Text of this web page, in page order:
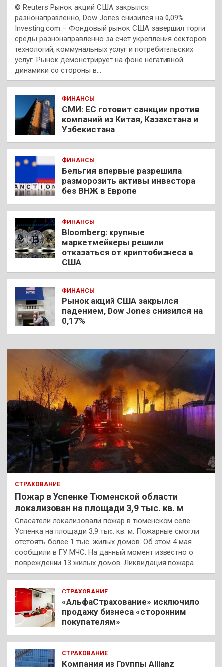
© Reuters Рынок акций США закрылся
разнонаправленно, Dow Jones снизился на 0,09%
Investing.com – Фондовый рынок США завершил торги
среды разнонаправленно за счет укрепления секторов
технологий, коммунальных услуг и потребительских
услуг. Рынок демонстрирует на фоне негативной
динамики со стороны в…
ФИНАНСЫ
СМИ: ЕС готовит санкции против
компаний из Китая, Казахстана и
Узбекистана
ФИНАНСЫ
Бельгия впервые разрешила
разморозить активы инвестора
без ВНЖ в Европе
ФИНАНСЫ
Bloomberg: крупные
маркетмейкеры решили
отказаться от криптобизнеса в
США
ФИНАНСЫ
Рынок акций США закрылся
падением, Dow Jones снизился на
0,17%
СТРАХОВАНИЕ
Пожар в Успенке Тюменской области
локализован на площади 3,9 тыс. кв. м
Спасатели локализовали пожар в тюменском селе
Успенка на площади 3,9 тыс. кв. м. Пожарные смогли
отстоять более 1 тыс. жилых домов. Об этом 4 мая
сообщили в ГУ МЧС. На данный момент известно о
повреждении 13 жилых домов. Ликвидация пожара…
СТРАХОВАНИЕ
«АльфаСтрахование» исключило
продажу бизнеса «сторонним
покупателям»
СТРАХОВАНИЕ
Компания из Группы Allianz